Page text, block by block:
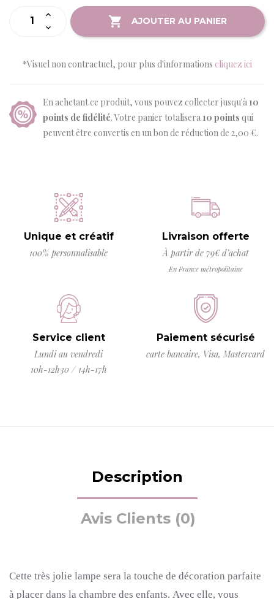
AJOUTER AU PANIER
*Visuel non contractuel, pour plus d'informations cliquez ici
En achetant ce produit, vous pouvez collecter jusqu'à 10
points de fidélité. Votre panier totalisera 10 points qui
peuvent être convertis en un bon de réduction de 2,00 €.
Unique et créatif
100% personnalisable
Livraison offerte
À partir de 79€ d’achat
En France métropolitaine
Service client
Lundi au vendredi
10h-12h30 / 14h-17h
Paiement sécurisé
carte bancaire, Visa, Mastercard
Description
Avis Clients (0)
Cette très jolie lampe sera la touche de décoration parfaite
à placer dans la chambre des enfants. Avec elle, vous